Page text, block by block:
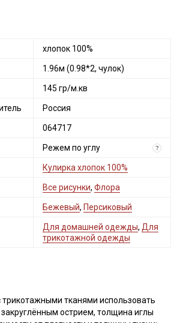
хлопок 100%
1.96м (0.98*2, чулок)
145 гр/м.кв
Россия
064717
Режем по углу ?
Кулирка хлопок 100%
Все рисунки, Флора
Бежевый, Персиковый
Для домашней одежды, Для
трикотажной одежды
трикотажными тканями использовать
острием, толщина иглы
здесь дополнительные
категории тканей
Подписаться
Политикой обработки персональных
Согласие на обработку персональных
рассылок